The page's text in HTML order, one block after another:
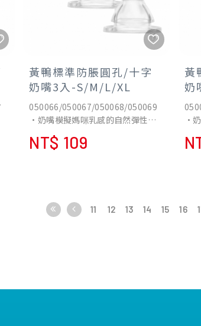
黃鴨標準防脹圓孔/十字
奶嘴3入-S/M/L/XL
050066/050067/050068/050069
•奶嘴模擬媽咪乳感的自然彈性與
伸展，如同媽咪親餵般自然。
•讓親餵和瓶餵的轉換更順暢，減
奶水更順暢，減少寶寶脹氣。
成，經過美國食品檢驗局F.D.A.檢驗
NT$ 109
黃
奶
•
伸
•
奶
成
11 12 13 14 15 16